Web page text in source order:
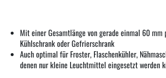
Mit einer Gesamtlänge von gerade einmal 60 mm
Kühlschrank oder Gefrierschrank
Auch optimal für Froster, Flaschenkühler,
denen nur kleine Leuchtmittel eingesetzt werden